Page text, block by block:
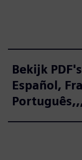
Bekijk
Español,